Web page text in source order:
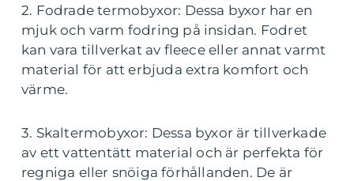
2. Fodrade termobyxor: Dessa byxor har en
mjuk och varm fodring på insidan. Fodret
kan vara tillverkat av fleece eller annat varmt
material för att erbjuda extra komfort och
värme.
3. Skaltermobyxor: Dessa byxor är tillverkade
av ett vattentätt material och är perfekta för
regniga eller snöiga förhållanden. De är